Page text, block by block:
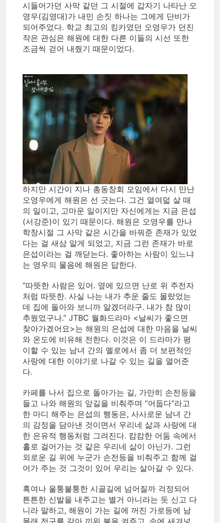
시들어가던 사막 같던 그 시절에 갑자기 나타난 오
영우(김영대)가 내민 손짓 하나는 그에게 단비가
되어주었다. 학교 최고의 킹카였던 오영우가 던진
작은 관심은 해원에 대한 다른 이들의 시선 또한
조금씩 걷어 내줬기 때문이었다.
하지만 시간이 지나 총동창회 모임에서 다시 만난
오영우에게 해원은 선 긋는다. 그건 열여덟 살 때
의 일이고, 고마운 일이지만 자신에게는 지금 은섭
(서강준)이 있기 때문이다. 해원은 오영우를 만나
학창시절 그 사막 같은 시간을 바꿔준 존재가 있었
다는 걸 새삼 알게 되었고, 지금 그런 존재가 바로
은섭이라는 걸 깨닫는다. 좋아하는 사람이 있느냐
는 영우의 물음에 해원은 답한다.
“따뜻한 사람은 있어. 옆에 있으면 난로 위 주전자
처럼 따뜻한. 사실 나는 내가 추운 줄도 몰랐었는
데 집에 돌아와 보니까 알겠더라구. 내가 참 많이
추웠었구나.” JTBC 월화드라마 <날씨가 좋으면
찾아가겠어요>는 해원의 은섭에 대한 마음을 날씨
와 온도에 비유해 전한다. 이것은 이 드라마가 평
이할 수 있는 남녀 간의 멜로에서 좀 더 보편적인
사랑에 대한 이야기로 나갈 수 있는 길을 열어준
다.
카페를 나서 집으로 돌아가는 길, 가만히 손전등을
들고 나와 해원의 앞길을 비춰주며 “어둡다”라고
한 마디 해주는 은섭의 행동은, 사사로운 남녀 간
의 감정을 담아낸 것이면서 우리네 삶과 사랑에 대
한 은유적 행동처럼 그려진다. 캄캄한 어둠 속에서
홀로 걸어가는 것 같은 우리네 삶이 아닌가. 그런
외로운 길 위에 누군가 손전등을 비춰주고 함께 걸
어가 주는 것 그것이 있어 우리는 살아갈 수 있다.
혹여나 울퉁불퉁한 시골길에 넘어질까 걱정되어
튼튼한 신발을 내주고는 별거 아니라는 듯 신고 다
니라 말하고, 해원이 가는 길에 꺼진 가로등에 남
몰래 전구를 갈아 끼워 불을 켜주고, 손에 새겨넣